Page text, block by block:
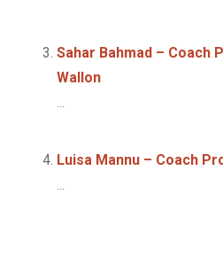
Sahar Bahmad – Coach
Wallon
...
Luisa Mannu – Coach
...